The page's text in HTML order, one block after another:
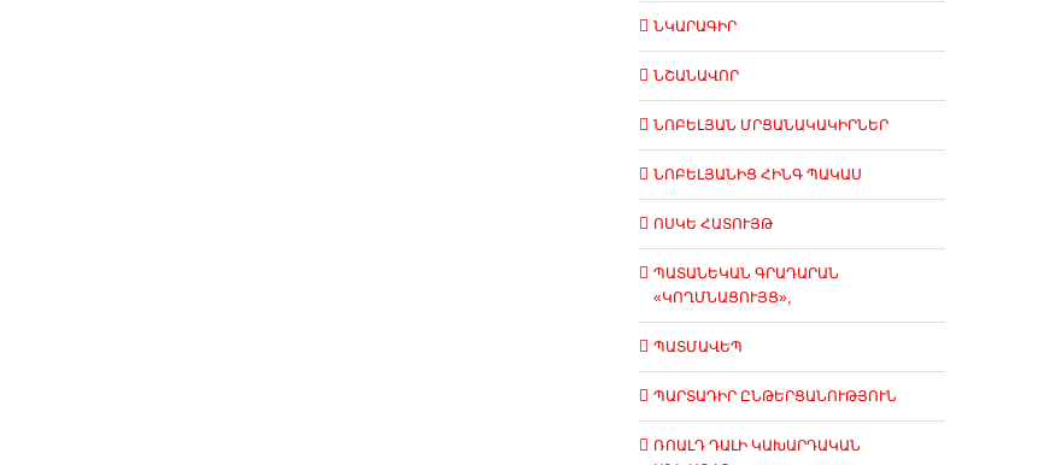
ՆԿԱՐԱԳԻՐ
ՆՇԱՆԱՎՈՐ
ՆՈԲԵԼՅԱՆ ՄՐՑԱՆԱԿԱԿԻՐՆԵՐ
ՆՈԲԵԼՅԱՆԻՑ ՀԻՆԳ ՊԱԿԱՍ
ՈՍԿԵ ՀԱՏՈՒՅԹ
ՊԱՏԱՆԵԿԱՆ ԳՐԱԴԱՐԱՆ
«ԿՈՂՄՆԱՑՈՒՅՑ»,
ՊԱՏՄԱՎԵՊ
ՊԱՐՏԱԴԻՐ ԸՆԹԵՐՑԱՆՈՒԹՅՈՒՆ
ՌՈԱԼԴ ԴԱԼԻ ԿԱԽԱՐԴԱԿԱՆ